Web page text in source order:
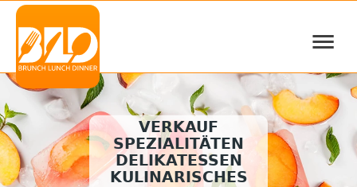
≡
VERKAUF
SPEZIALITÄTEN
DELIKATESSEN
KULINARISCHES